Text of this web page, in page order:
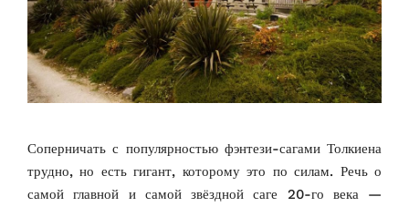
Соперничать с популярностью фэнтези-сагами Толкиена
трудно, но есть гигант, которому это по силам. Речь о
самой главной и самой звёздной саге 20-го века —